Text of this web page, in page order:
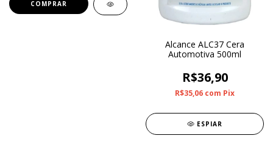
Alcance ALC37 Cera
Automotiva 500ml
R$36,90
R$35,06 com Pix
ESPIAR